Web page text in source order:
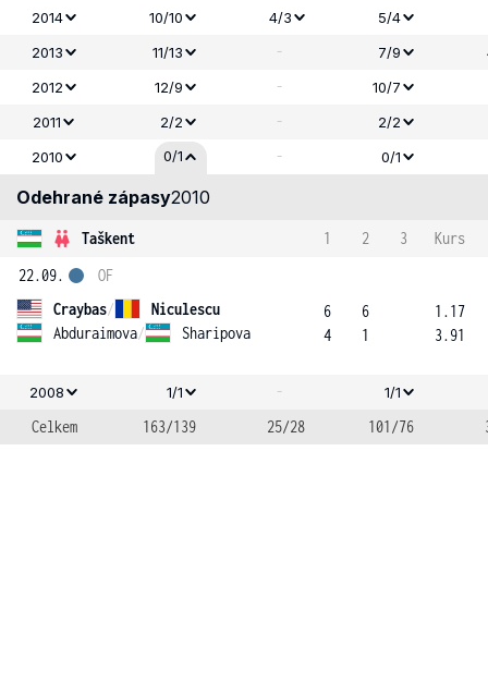
2014
10/10 4/3
5/4
2013
11/13 - 7/9
2012
12/9 - 10/7
2011
2/2 -
2/2
2010
0/1 - 0/1
Odehrané zápasy2010
Taškent 1 2 3
Kurs
22.09.
Craybas/
Niculescu
Abduraimova/ Sharipova
OF
6
4
6
1
1.17
3.91
2008 1/1 - 1/1
Celkem 163/139 25/28 101/76